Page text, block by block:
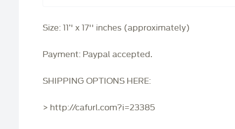
Size: 11’' x 17'' inches (approximately)
Payment: Paypal accepted.
SHIPPING OPTIONS HERE:
> http://cafurl.com?i=23385